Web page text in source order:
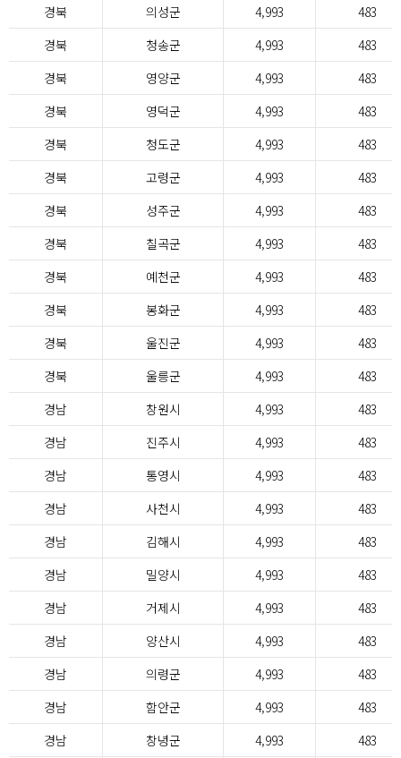
경북
의성군 4,993
483
경북
청송군 4,993
483
경북
영양군 4,993
483
경북
영덕군 4,993
483
경북
청도군 4,993
483
경북
고령군 4,993
483
경북
성주군 4,993
483
경북
칠곡군 4,993
483
경북
예천군 4,993
483
경북
봉화군 4,993
483
경북
울진군 4,993
483
경북
울릉군 4,993
483
경남
창원시 4,993
483
경남
진주시 4,993
483
경남
통영시 4,993
483
경남
사천시 4,993
483
경남
김해시 4,993
483
경남
밀양시 4,993
483
경남
거제시 4,993
483
경남
양산시 4,993
483
경남
의령군 4,993
483
경남
함안군 4,993
483
경남
창녕군 4,993
483